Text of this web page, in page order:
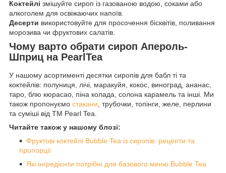
Коктейлі змішуйте сироп із газованою водою, соками або
алкоголем для освіжаючих напоїв.
Десерти використовуйте для просочення бісквітів, поливання
морозива чи фруктових салатів.
Чому варто обрати сироп Апероль-
Шприц на PearlTea
У нашому асортименті десятки сиропів для бабл ті та
коктейлів: полуниця, лічі, маракуйя, кокос, виноград, ананас,
таро, блю кюрасао, піна колада, солона карамель та інші. Ми
також пропонуємо стакани , трубочки, топінги, желе, перлини
та суміші від ТМ Pearl Tea.
Читайте також у нашому блозі:
Фруктові коктейлі Bubble Tea із сиропів: рецепти та
пропорції
Які інгредієнти потрібні для базового меню Bubble Tea